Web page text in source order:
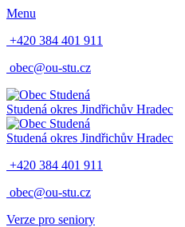
Menu
+420 384 401 911
obec@ou-stu.cz
Studená okres Jindřichův Hradec
Studená okres Jindřichův Hradec
+420 384 401 911
obec@ou-stu.cz
Verze pro seniory